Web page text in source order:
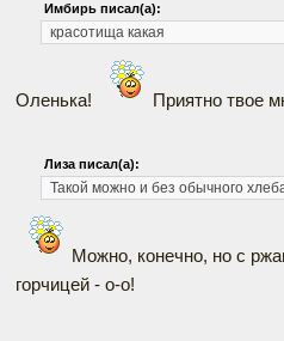
Имбирь писал(а):
красотища какая
Оленька! Приятно твое
Лиза писал(а):
Такой можно и без обычного
Можно, конечно, но с
горчицей - о-о!